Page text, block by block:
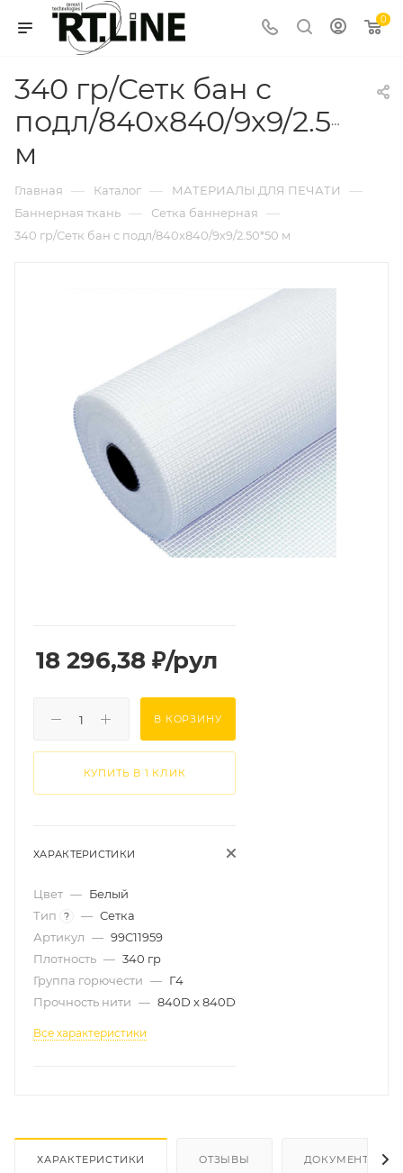
0
340 гр/Сетк бан с
подл/840х840/9х9/2.50*50
м
Главная — Каталог — МАТЕРИАЛЫ ДЛЯ ПЕЧАТИ —
Баннерная ткань — Сетка баннерная —
340 гр/Сетк бан с подл/840х840/9х9/2.50*50 м
18 296,38 ₽/рул
В КОРЗИНУ
КУПИТЬ В 1 КЛИК
ХАРАКТЕРИСТИКИ
Цвет — Белый
Тип
? — Сетка
Артикул — 99C11959
Плотность — 340 гр
Группа горючести — Г4
Прочность нити — 840D x 840D
Все характеристики
ХАРАКТЕРИСТИКИ ОТЗЫВЫ ДОКУМЕНТЫ